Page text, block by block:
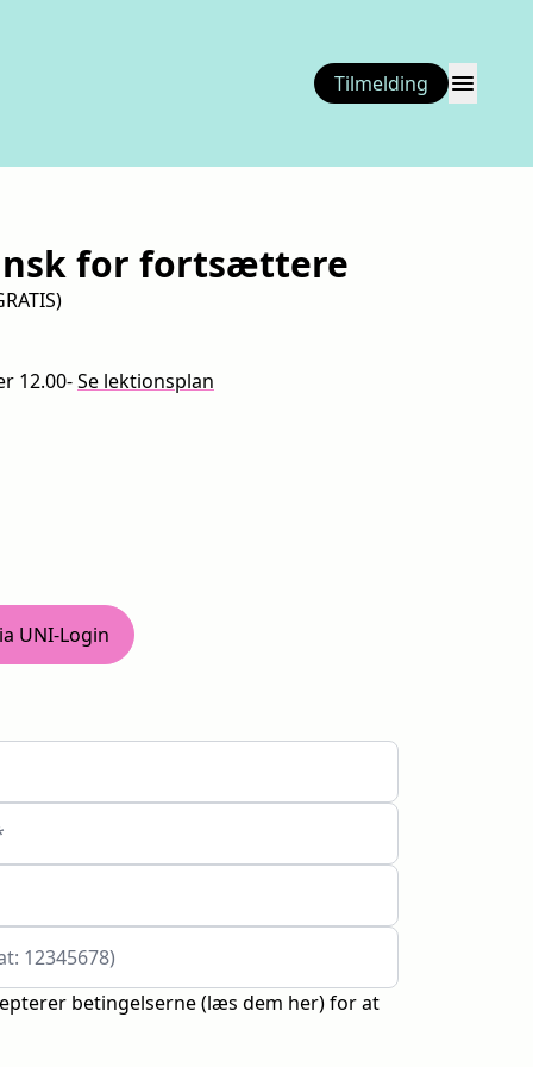
Tilmelding menu
for fortsættere
12.00-Se lektionsplan
UNI-Login
12345678)
betingelserne (læs dem her) for at